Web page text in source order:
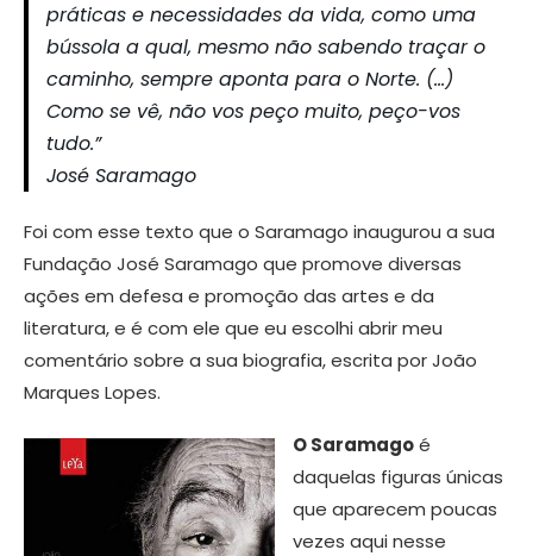
práticas e necessidades da vida, como uma
bússola a qual, mesmo não sabendo traçar o
caminho, sempre aponta para o Norte. (…)
Como se vê, não vos peço muito, peço-vos
tudo.”
José Saramago
Foi com esse texto que o Saramago inaugurou a sua
Fundação José Saramago que promove diversas
ações em defesa e promoção das artes e da
literatura, e é com ele que eu escolhi abrir meu
comentário sobre a sua biografia, escrita por João
Marques Lopes.
OSaramagoé
daquelas figuras únicas
que aparecem poucas
vezes aqui nesse